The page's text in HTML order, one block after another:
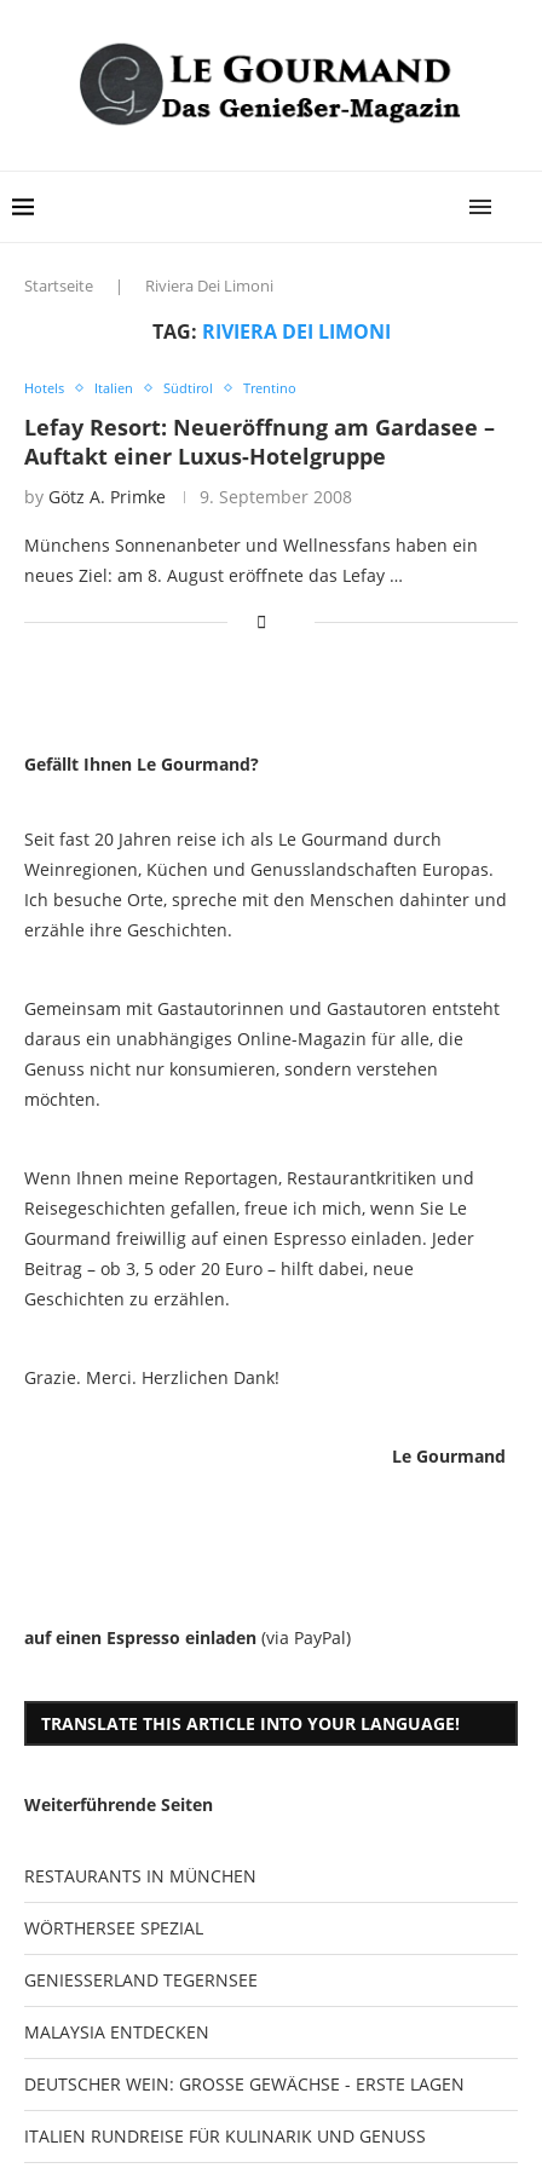
Startseite | Riviera Dei Limoni
TAG: RIVIERA DEI LIMONI
Hotels Italien Südtirol Trentino
Lefay Resort: Neueröffnung am Gardasee –
Auftakt einer Luxus-Hotelgruppe
by Götz A. Primke 9. September 2008
Münchens Sonnenanbeter und Wellnessfans haben ein
neues Ziel: am 8. August eröffnete das Lefay …
Gefällt Ihnen Le Gourmand?
Seit fast 20 Jahren reise ich als Le Gourmand durch
Weinregionen, Küchen und Genusslandschaften Europas.
Ich besuche Orte, spreche mit den Menschen dahinter und
erzähle ihre Geschichten.
Gemeinsam mit Gastautorinnen und Gastautoren entsteht
daraus ein unabhängiges Online-Magazin für alle, die
Genuss nicht nur konsumieren, sondern verstehen
möchten.
Wenn Ihnen meine Reportagen, Restaurantkritiken und
Reisegeschichten gefallen, freue ich mich, wenn Sie Le
Gourmand freiwillig auf einen Espresso einladen. Jeder
Beitrag – ob 3, 5 oder 20 Euro – hilft dabei, neue
Geschichten zu erzählen.
Grazie. Merci. Herzlichen Dank!
Le Gourmand
auf einen Espresso einladen (via PayPal)
TRANSLATE THIS ARTICLE INTO YOUR LANGUAGE!
Weiterführende Seiten
RESTAURANTS IN MÜNCHEN
WÖRTHERSEE SPEZIAL
GENIESSERLAND TEGERNSEE
MALAYSIA ENTDECKEN
DEUTSCHER WEIN: GROSSE GEWÄCHSE - ERSTE LAGEN
ITALIEN RUNDREISE FÜR KULINARIK UND GENUSS